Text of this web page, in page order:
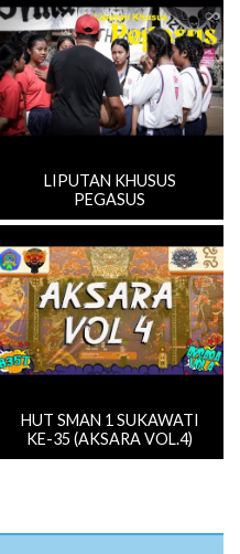
LIPUTAN KHUSUS
PEGASUS
HUT SMAN 1 SUKAWATI
KE-35 (AKSARA VOL.4)